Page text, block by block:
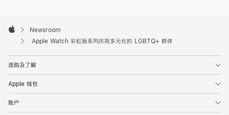
Footer

Apple
Newsroom
Apple Watch 彩虹版系列庆祝多元化的 LGBTQ+ 群体
选购及了解
Apple 钱包
账户